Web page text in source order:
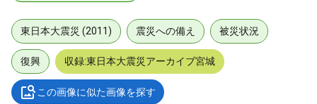
東日本大震災 (2011) 震災への備え 被災状況
復興 収録:東日本大震災アーカイブ宮城
この画像に似た画像を探す